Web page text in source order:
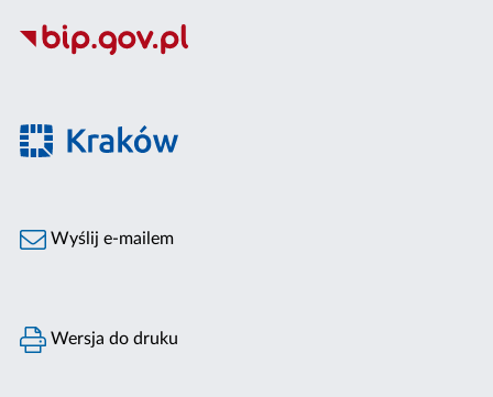
Wyślij e-mailem
Wersja do druku